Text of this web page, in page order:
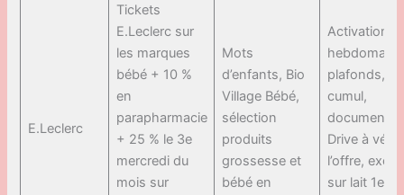
E.Leclerc
Tickets
E.Leclerc sur
les marques
bébé + 10 %
en
parapharmacie
+ 25 % le 3e
mercredi du
mois sur
Mots
d’enfants, Bio
Village Bébé,
sélection
produits
grossesse et
bébé en
Activation
plafonds,
cumul,
Drive à
l’offre,
sur lait 1er